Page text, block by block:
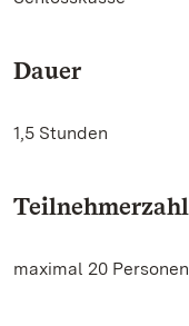
Dauer
1,5 Stunden
Teilnehmerzahl
maximal 20 Personen